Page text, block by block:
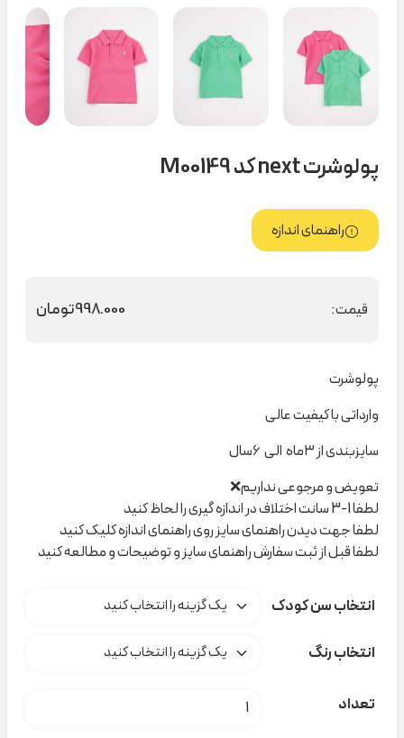
پولوشرت next کد M00149
راهنمای اندازه
قیمت: 998.000تومان
پولوشرت
وارداتی با کیفیت عالی
سایزبندی از ۳ماه الی ۶سال
تعویض و مرجوعی نداریم❌
لطفا 1-3 سانت اختلاف در اندازه گیری را لحاظ کنید
لطفا جهت دیدن راهنمای سایز روی راهنمای اندازه کلیک کنید
لطفا قبل از ثبت سفارش راهنمای سایز و توضیحات و مطالعه کنید
انتخاب سن کودک
انتخاب رنگ
تعداد پولوشرت next کد M00149 عدد